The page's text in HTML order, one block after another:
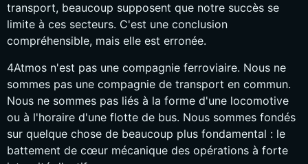
transport, beaucoup supposent que notre succès se
limite à ces secteurs. C'est une conclusion
compréhensible, mais elle est erronée.
4Atmos n'est pas une compagnie ferroviaire. Nous ne
sommes pas une compagnie de transport en commun.
Nous ne sommes pas liés à la forme d'une locomotive
ou à l'horaire d'une flotte de bus. Nous sommes fondés
sur quelque chose de beaucoup plus fondamental : le
battement de cœur mécanique des opérations à forte
Ελληνικά
Bahasa Indonesia
Sicilian
日本語
Español